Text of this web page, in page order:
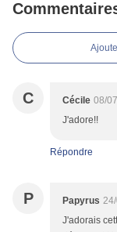
C Cécile 08/
J'adore!!
Répondre
P Papyrus
J'adorais